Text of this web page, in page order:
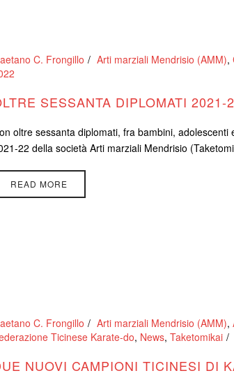
C. Frongillo Arti marziali Mendrisio (AMM),
SESSANTA DIPLOMATI 2021-
oltre sessanta diplomati, fra bambini,
22 della società Arti marziali Mendrisio
READ MORE
C. Frongillo Arti marziali Mendrisio (AMM),
Ticinese Karate-do, News, Taketomikai
NUOVI CAMPIONI TICINESI DI